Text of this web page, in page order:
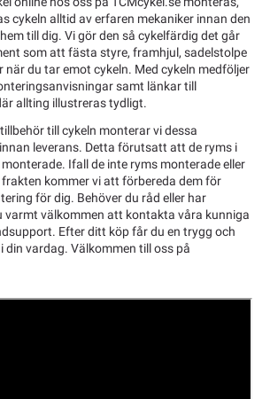
cykeln alltid av erfaren mekaniker innan den
till dig. Vi gör den så cykelfärdig det går
som att fästa styre, framhjul, sadelstolpe
när du tar emot cykeln. Med cykeln medföljer
samt länkar till
allting illustreras tydligt.
till cykeln monterar vi dessa
leverans. Detta förutsatt att de ryms i
Ifall de inte ryms monterade eller
kommer vi att förbereda dem för
för dig. Behöver du råd eller har
varmt välkommen att kontakta våra kunniga
Efter ditt köp får du en trygg och
din vardag. Välkommen till oss på